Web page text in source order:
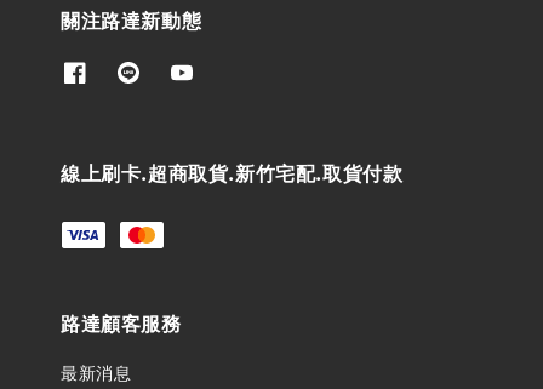
關注路達新動態
線上刷卡.超商取貨.新竹宅配.取貨付款
路達顧客服務
最新消息